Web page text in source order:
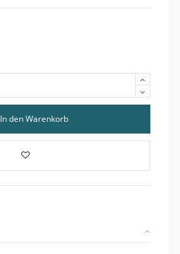
In den Warenkorb